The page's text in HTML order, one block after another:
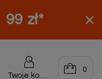
99 zł*
Twoje konto
0